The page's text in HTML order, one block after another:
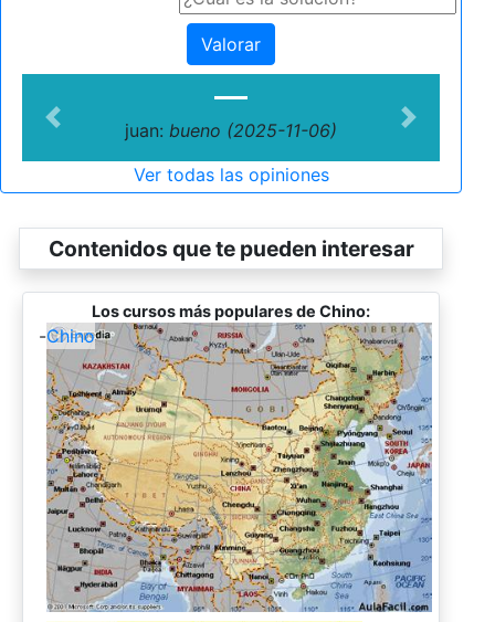
Valorar
juan: bueno (2025-11-06)
Previous Next
Ver todas las opiniones
Contenidos que te pueden interesar
Los cursos más populares de Chino:
-Chino